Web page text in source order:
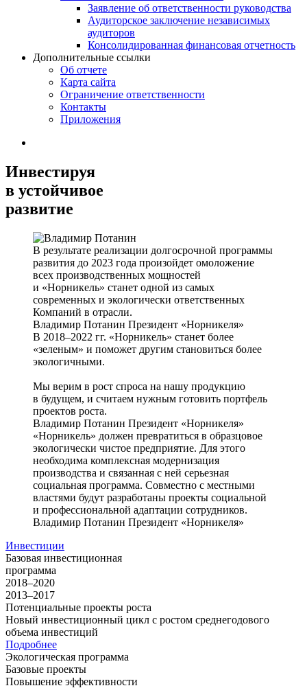
Заявление об ответственности руководства
Аудиторское заключение независимых
аудиторов
Консолидированная финансовая отчетность
Дополнительные ссылки
Об отчете
Карта сайта
Ограничение ответственности
Контакты
Приложения
Инвестируя
в устойчивое
развитие
В результате реализации долгосрочной программы
развития до 2023 года произойдет омоложение
всех производственных мощностей
и «Норникель» станет одной из самых
современных и экологически ответственных
Компаний в отрасли.
Владимир Потанин Президент «Норникеля»
В 2018–2022 гг. «Норникель» станет более
«зеленым» и поможет другим становиться более
экологичными.
Мы верим в рост спроса на нашу продукцию
в будущем, и считаем нужным готовить портфель
проектов роста.
Владимир Потанин Президент «Норникеля»
«Норникель» должен превратиться в образцовое
экологически чистое предприятие. Для этого
необходима комплексная модернизация
производства и связанная с ней серьезная
социальная программа. Совместно с местными
властями будут разработаны проекты социальной
и профессиональной адаптации сотрудников.
Владимир Потанин Президент «Норникеля»
Инвестиции
Базовая инвестиционная
программа
2018–2020
2013–2017
Потенциальные проекты роста
Новый инвестиционный цикл с ростом среднегодового
объема инвестиций
Подробнее
Экологическая программа
Базовые проекты
Повышение эффективности